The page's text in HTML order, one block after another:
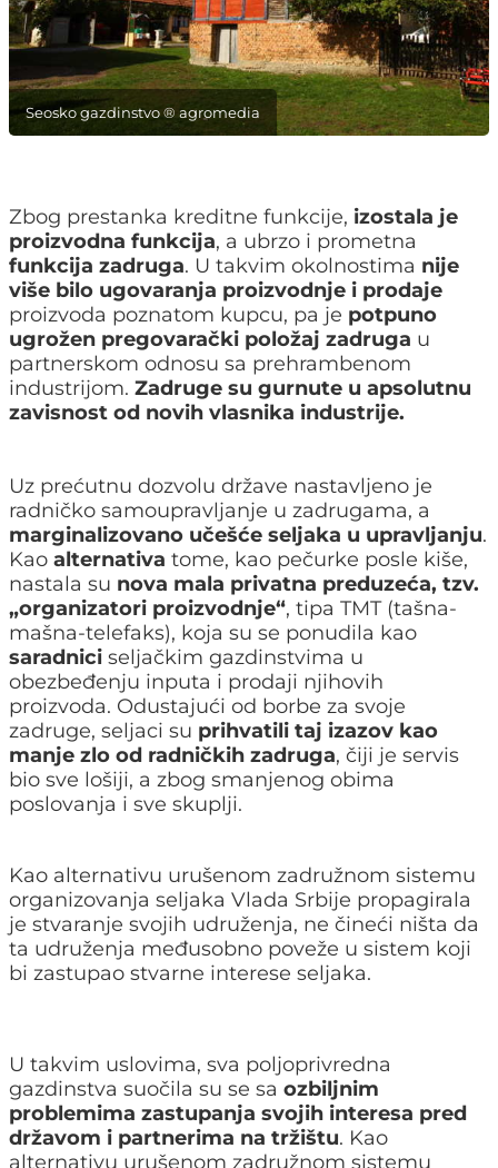
Seosko gazdinstvo ® agromedia
Zbog prestanka kreditne funkcije, izostala je
proizvodna funkcija, a ubrzo i prometna
funkcija zadruga. U takvim okolnostima nije
više bilo ugovaranja proizvodnje i prodaje
proizvoda poznatom kupcu, pa je potpuno
ugrožen pregovarački položaj zadruga u
partnerskom odnosu sa prehrambenom
industrijom. Zadruge su gurnute u apsolutnu
zavisnost od novih vlasnika industrije.
Uz prećutnu dozvolu države nastavljeno je
radničko samoupravljanje u zadrugama, a
marginalizovano učešće seljaka u upravljanju.
Kao alternativa tome, kao pečurke posle kiše,
nastala su nova mala privatna preduzeća, tzv.
„organizatori proizvodnje“, tipa TMT (tašna-
mašna-telefaks), koja su se ponudila kao
saradnici seljačkim gazdinstvima u
obezbeđenju inputa i prodaji njihovih
proizvoda. Odustajući od borbe za svoje
zadruge, seljaci su prihvatili taj izazov kao
manje zlo od radničkih zadruga, čiji je servis
bio sve lošiji, a zbog smanjenog obima
poslovanja i sve skuplji.
Kao alternativu urušenom zadružnom sistemu
organizovanja seljaka Vlada Srbije propagirala
je stvaranje svojih udruženja, ne čineći ništa da
ta udruženja međusobno poveže u sistem koji
bi zastupao stvarne interese seljaka.
U takvim uslovima, sva poljoprivredna
gazdinstva suočila su se sa ozbiljnim
problemima zastupanja svojih interesa pred
državom i partnerima na tržištu. Kao
alternativu urušenom zadružnom sistemu